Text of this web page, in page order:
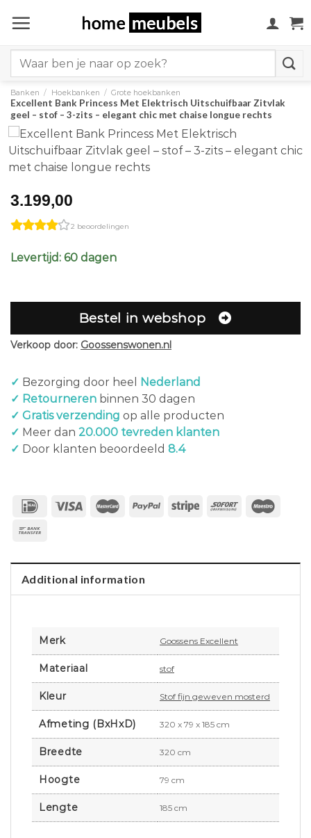
naar
for:
Banken / Hoekbanken / Grote hoekbanken
Excellent Bank Princess Met Elektrisch Uitschuifbaar Zitvlak
geel – stof – 3-zits – elegant chic met chaise longue rechts
3.199,00
2 beoordelingen
Levertijd: 60 dagen
Bestel in webshop
Verkoop door: Goossenswonen.nl
✓ Bezorging door heel
Nederland
✓ Retourneren binnen 30 dagen
✓ Gratis verzending op alle producten
✓ Meer dan 20.000 tevreden klanten
✓ Door klanten beoordeeld 8.4
Additional information
Merk Goossens Excellent
Materiaal stof
Kleur Stof fijn geweven mosterd
Afmeting (BxHxD) 320 x 79 x 185 cm
Breedte 320 cm
Hoogte 79 cm
Lengte 185 cm